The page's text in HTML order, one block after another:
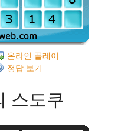
온라인 플레이
정답 보기
스도쿠